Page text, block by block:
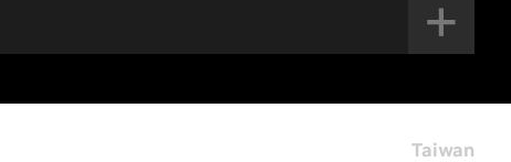
Taiwan